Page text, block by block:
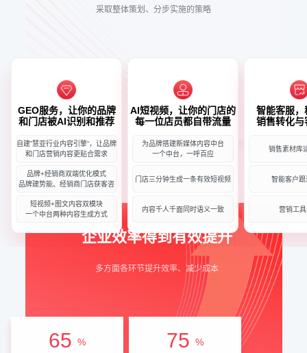
采取整体策划、分步实施的策略
GEO服务，让你的品牌
和门店被AI识别和推荐
自建”慧亚行业内容引擎“，让品牌
和门店营销内容更贴合需求
品牌+经销商双端优化模式
品牌建势能、经销商门店获客咨
短视频+图文内容双模块
一个中台两种内容生成方式
AI短视频，让你的门店的
每一位店员都自带流量
为品牌搭建新媒体内容中台
一个中台，一呼百应
门店三分钟生成一条有效短视频
内容千人千面同时语义一致
智能客服，
销售转化与
销售素材库
智能客户跟
营销工
企业效率得到有效提升
多方面各环节提升效率、减少成本
65 % 75 %